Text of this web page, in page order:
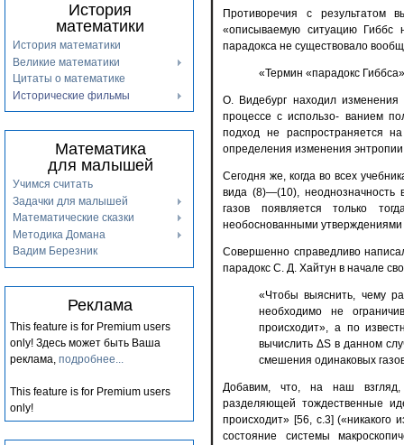
История
математики
История математики
Великие математики
Цитаты о математике
Исторические фильмы
Математика
для малышей
Учимся считать
Задачки для малышей
Математические сказки
Методика Домана
Вадим Березник
Реклама
This feature is for Premium users
only! Здесь может быть Ваша
реклама, подробнее...
This feature is for Premium users
only!
Противоречия с результатом
«описываемую ситуацию Гиббс
парадокса не существовало
«Термин «парадокс
О. Видебург находил
процессе с использо- ванием
подход не распространяется
определения изменения
Сегодня же, когда во всех
вида (8)—(10), неоднозначность
газов появляется только
необоснованными утверждениями
Совершенно справедливо
парадокс С. Д. Хайтун в начале
«Чтобы выяснить, чему
необходимо не
происходит», а по
вычислить ΔS в данном
смешения одинаковых
Добавим, что, на наш взгляд,
разделяющей тождественные
происходит» [56, с.3] («никакого
состояние системы